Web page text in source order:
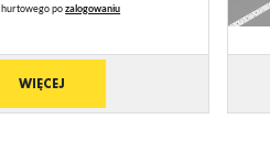
hurtowego pozalogowaniu
WIĘCEJ